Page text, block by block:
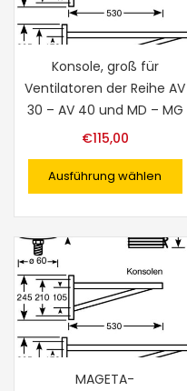
Konsole, groß für
Ventilatoren der Reihe AV
30 – AV 40 und MD – MG
€115,00
Ausführung wählen
MAGETA-